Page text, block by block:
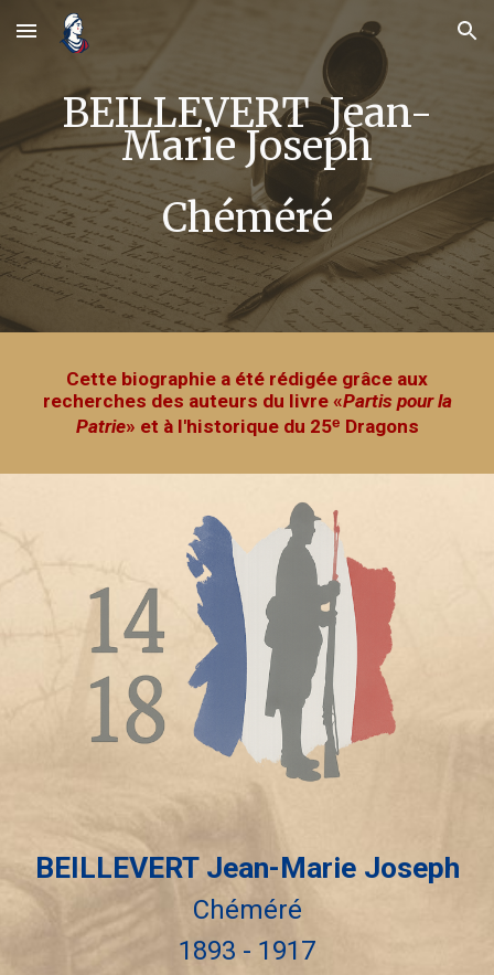
Skip to main content Skip to navigation
BEILLEVERT Jean-
Marie Joseph
Chéméré
Cette biographie a été rédigée grâce aux
recherches des auteurs du livre «Partis pour la
Patrie» et à l'historique du 25ᵉ Dragons
BEILLEVERT Jean-Marie Joseph
Chéméré
1893 - 1917